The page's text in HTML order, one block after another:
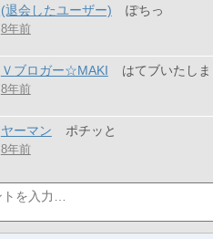
(退会したユーザー) ぽちっ
8年前
Ｖブロガー☆MAKI はてブいたしま
8年前
ヤーマン ポチッと
8年前